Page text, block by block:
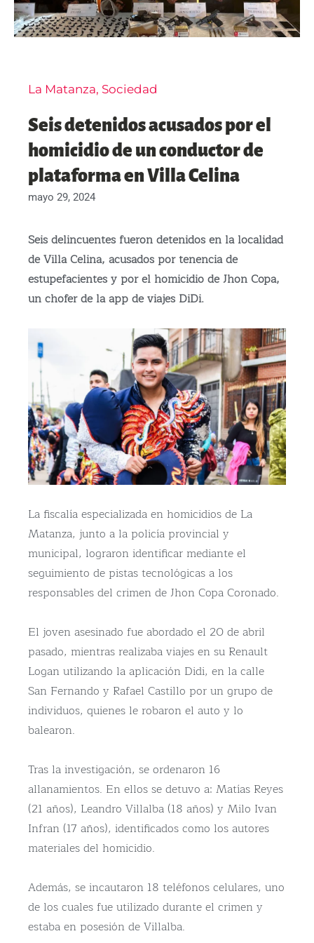
La Matanza, Sociedad
Seis detenidos acusados por el
homicidio de un conductor de
plataforma en Villa Celina
mayo 29, 2024
Seis delincuentes fueron detenidos en la localidad
de Villa Celina, acusados por tenencia de
estupefacientes y por el homicidio de Jhon Copa,
un chofer de la app de viajes DiDi.
La fiscalía especializada en homicidios de La
Matanza, junto a la policía provincial y
municipal, lograron identificar mediante el
seguimiento de pistas tecnológicas a los
responsables del crimen de Jhon Copa Coronado.
El joven asesinado fue abordado el 20 de abril
pasado, mientras realizaba viajes en su Renault
Logan utilizando la aplicación Didi, en la calle
San Fernando y Rafael Castillo por un grupo de
individuos, quienes le robaron el auto y lo
balearon.
Tras la investigación, se ordenaron 16
allanamientos. En ellos se detuvo a: Matías Reyes
(21 años), Leandro Villalba (18 años) y Milo Ivan
Infran (17 años), identificados como los autores
materiales del homicidio.
Además, se incautaron 18 teléfonos celulares, uno
de los cuales fue utilizado durante el crimen y
estaba en posesión de Villalba.